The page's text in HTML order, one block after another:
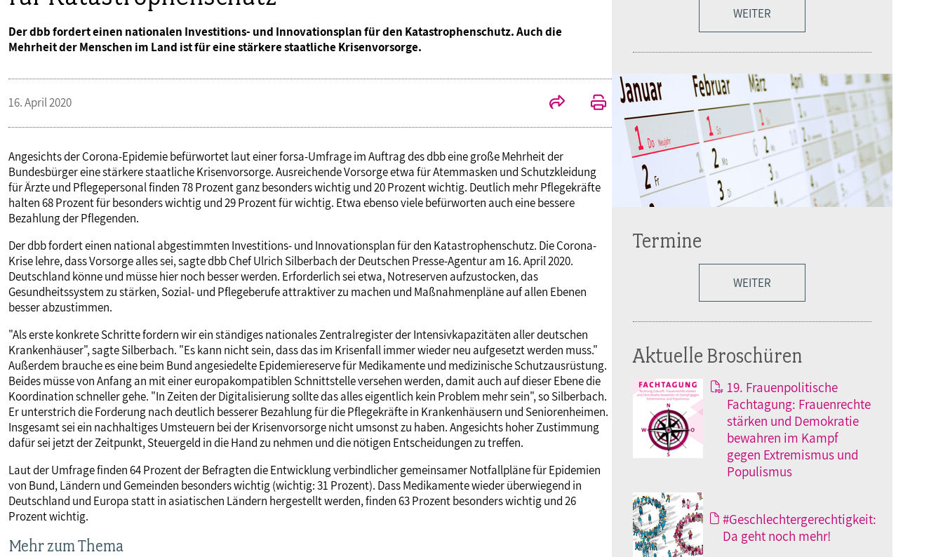
Der dbb fordert einen nationalen Investitions- und Innovationsplan für den Katastrophenschutz. Auch die
Mehrheit der Menschen im Land ist für eine stärkere staatliche Krisenvorsorge.
16. April 2020
Angesichts der Corona-Epidemie befürwortet laut einer forsa-Umfrage im Auftrag des dbb eine große Mehrheit der
Bundesbürger eine stärkere staatliche Krisenvorsorge. Ausreichende Vorsorge etwa für Atemmasken und Schutzkleidung
für Ärzte und Pflegepersonal finden 78 Prozent ganz besonders wichtig und 20 Prozent wichtig. Deutlich mehr Pflegekräfte
halten 68 Prozent für besonders wichtig und 29 Prozent für wichtig. Etwa ebenso viele befürworten auch eine bessere
Bezahlung der Pflegenden.
Der dbb fordert einen national abgestimmten Investitions- und Innovationsplan für den Katastrophenschutz. Die Corona-
Krise lehre, dass Vorsorge alles sei, sagte dbb Chef Ulrich Silberbach der Deutschen Presse-Agentur am 16. April 2020.
Deutschland könne und müsse hier noch besser werden. Erforderlich sei etwa, Notreserven aufzustocken, das
Gesundheitssystem zu stärken, Sozial- und Pflegeberufe attraktiver zu machen und Maßnahmenpläne auf allen Ebenen
besser abzustimmen.
"Als erste konkrete Schritte fordern wir ein ständiges nationales Zentralregister der Intensivkapazitäten aller deutschen
Krankenhäuser", sagte Silberbach. "Es kann nicht sein, dass das im Krisenfall immer wieder neu aufgesetzt werden muss."
Außerdem brauche es eine beim Bund angesiedelte Epidemiereserve für Medikamente und medizinische Schutzausrüstung.
Beides müsse von Anfang an mit einer europakompatiblen Schnittstelle versehen werden, damit auch auf dieser Ebene die
Koordination schneller gehe. "In Zeiten der Digitalisierung sollte das alles eigentlich kein Problem mehr sein", so Silberbach.
Er unterstrich die Forderung nach deutlich besserer Bezahlung für die Pflegekräfte in Krankenhäusern und Seniorenheimen.
Insgesamt sei ein nachhaltiges Umsteuern bei der Krisenvorsorge nicht umsonst zu haben. Angesichts hoher Zustimmung
dafür sei jetzt der Zeitpunkt, Steuergeld in die Hand zu nehmen und die nötigen Entscheidungen zu treffen.
Laut der Umfrage finden 64 Prozent der Befragten die Entwicklung verbindlicher gemeinsamer Notfallpläne für Epidemien
von Bund, Ländern und Gemeinden besonders wichtig (wichtig: 31 Prozent). Dass Medikamente wieder überwiegend in
Deutschland und Europa statt in asiatischen Ländern hergestellt werden, finden 63 Prozent besonders wichtig und 26
Prozent wichtig.
Mehr zum Thema
WEITER
Termine
WEITER
Aktuelle Broschüren
19. Frauenpolitische
Fachtagung: Frauenrechte
stärken und Demokratie
bewahren im Kampf
gegen Extremismus und
Populismus
#Geschlechtergerechtigkeit:
Da geht noch mehr!